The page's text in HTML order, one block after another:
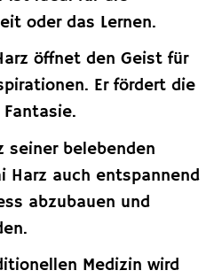
oder das Lernen.
öffnet den Geist für
Er fördert die
seiner belebenden
Harz auch entspannend
abzubauen und
Medizin wird